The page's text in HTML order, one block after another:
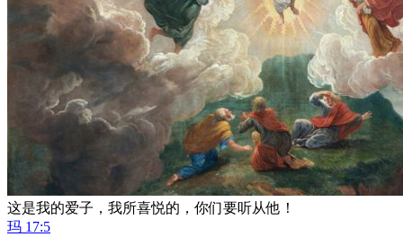
这是我的爱子，我所喜悦的，你们要听从他！
玛 17:5